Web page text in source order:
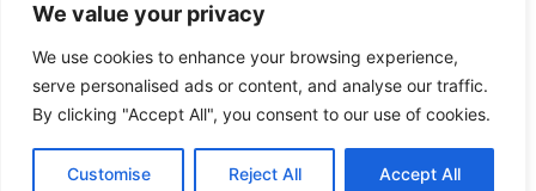
We value your privacy
We use cookies to enhance your browsing experience,
serve personalised ads or content, and analyse our traffic.
By clicking "Accept All", you consent to our use of cookies.
Customise Reject All Accept All